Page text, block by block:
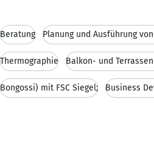
Beratung
Thermographie Balkon- und
Bongossi) mit FSC Siegel; Business